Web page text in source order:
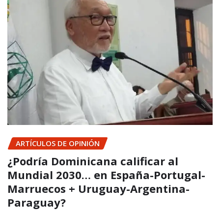
ARTÍCULOS DE OPINIÓN
¿Podría Dominicana calificar al
Mundial 2030… en España-Portugal-
Marruecos + Uruguay-Argentina-
Paraguay?